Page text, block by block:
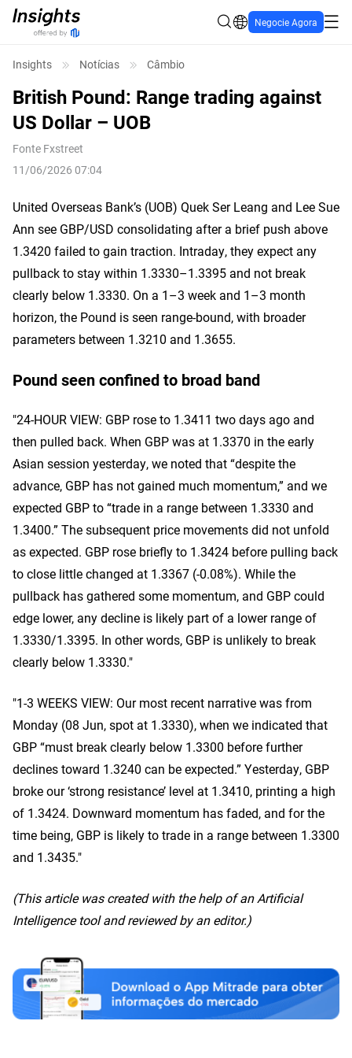
Negocie Agora
Insights Notícias Câmbio
British Pound: Range trading against
US Dollar – UOB
Fonte Fxstreet
11/06/2026 07:04
United Overseas Bank’s (UOB) Quek Ser Leang and Lee Sue
Ann see GBP/USD consolidating after a brief push above
1.3420 failed to gain traction. Intraday, they expect any
pullback to stay within 1.3330–1.3395 and not break
clearly below 1.3330. On a 1–3 week and 1–3 month
horizon, the Pound is seen range-bound, with broader
parameters between 1.3210 and 1.3655.
Pound seen confined to broad band
"24-HOUR VIEW: GBP rose to 1.3411 two days ago and
then pulled back. When GBP was at 1.3370 in the early
Asian session yesterday, we noted that “despite the
advance, GBP has not gained much momentum,” and we
expected GBP to “trade in a range between 1.3330 and
1.3400.” The subsequent price movements did not unfold
as expected. GBP rose briefly to 1.3424 before pulling back
to close little changed at 1.3367 (-0.08%). While the
pullback has gathered some momentum, and GBP could
edge lower, any decline is likely part of a lower range of
1.3330/1.3395. In other words, GBP is unlikely to break
clearly below 1.3330."
"1-3 WEEKS VIEW: Our most recent narrative was from
Monday (08 Jun, spot at 1.3330), when we indicated that
GBP “must break clearly below 1.3300 before further
declines toward 1.3240 can be expected.” Yesterday, GBP
broke our ‘strong resistance’ level at 1.3410, printing a high
of 1.3424. Downward momentum has faded, and for the
time being, GBP is likely to trade in a range between 1.3300
and 1.3435."
(This article was created with the help of an Artificial
Intelligence tool and reviewed by an editor.)